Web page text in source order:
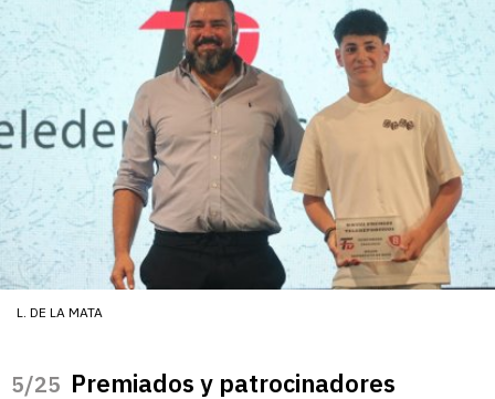
L. DE LA MATA
/25 Premiados y patrocinadores